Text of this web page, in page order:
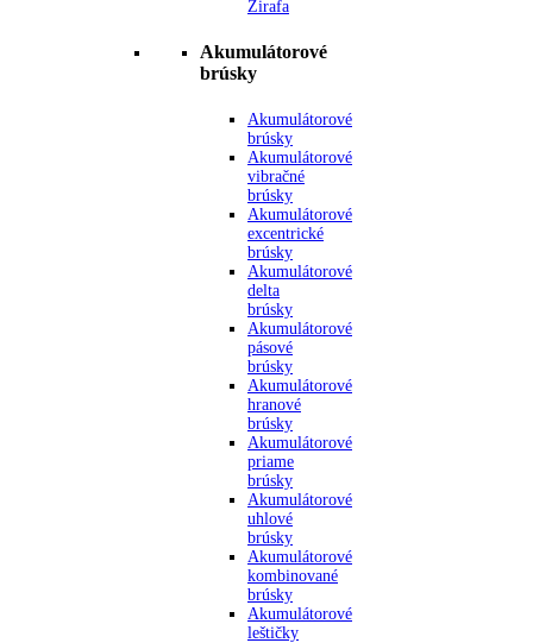
Žirafa
Akumulátorové
brúsky
Akumulátorové
brúsky
Akumulátorové
vibračné
brúsky
Akumulátorové
excentrické
brúsky
Akumulátorové
delta
brúsky
Akumulátorové
pásové
brúsky
Akumulátorové
hranové
brúsky
Akumulátorové
priame
brúsky
Akumulátorové
uhlové
brúsky
Akumulátorové
kombinované
brúsky
Akumulátorové
leštičky